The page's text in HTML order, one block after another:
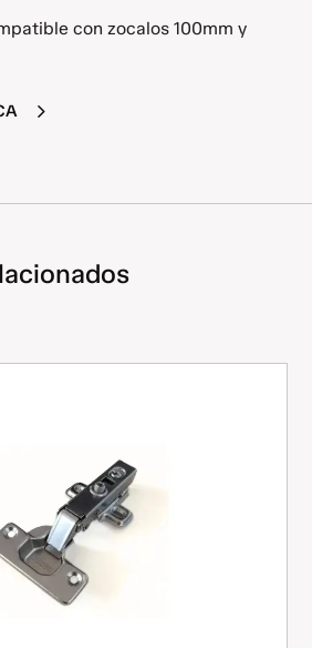
con zocalos 100mm y